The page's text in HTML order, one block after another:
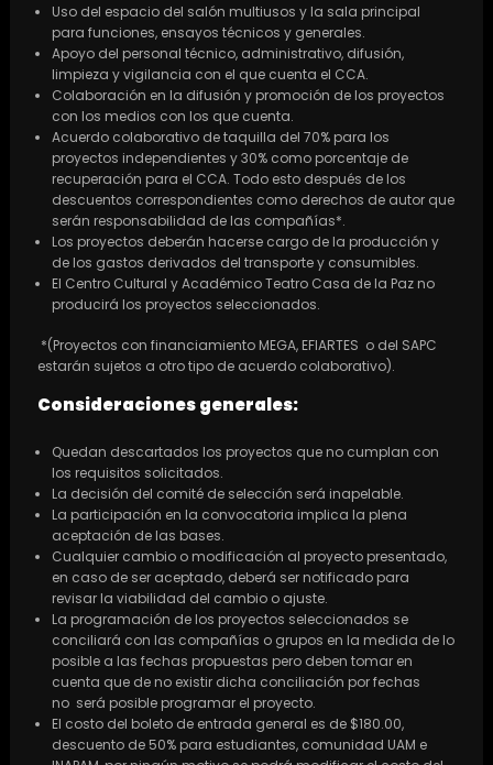
Uso del espacio del salón multiusos y la sala principal
para funciones, ensayos técnicos y generales.
Apoyo del personal técnico, administrativo, difusión,
limpieza y vigilancia con el que cuenta el CCA.
Colaboración en la difusión y promoción de los proyectos
con los medios con los que cuenta.
Acuerdo colaborativo de taquilla del 70% para los
proyectos independientes y 30% como porcentaje de
recuperación para el CCA. Todo esto después de los
descuentos correspondientes como derechos de autor que
serán responsabilidad de las compañías*.
Los proyectos deberán hacerse cargo de la producción y
de los gastos derivados del transporte y consumibles.
El Centro Cultural y Académico Teatro Casa de la Paz no
producirá los proyectos seleccionados.
*(Proyectos con financiamiento MEGA, EFIARTES o del SAPC
estarán sujetos a otro tipo de acuerdo colaborativo).
Consideraciones generales:
Quedan descartados los proyectos que no cumplan con
los requisitos solicitados.
La decisión del comité de selección será inapelable.
La participación en la convocatoria implica la plena
aceptación de las bases.
Cualquier cambio o modificación al proyecto presentado,
en caso de ser aceptado, deberá ser notificado para
revisar la viabilidad del cambio o ajuste.
La programación de los proyectos seleccionados se
conciliará con las compañías o grupos en la medida de lo
posible a las fechas propuestas pero deben tomar en
cuenta que de no existir dicha conciliación por fechas
no será posible programar el proyecto.
El costo del boleto de entrada general es de $180.00,
descuento de 50% para estudiantes, comunidad UAM e